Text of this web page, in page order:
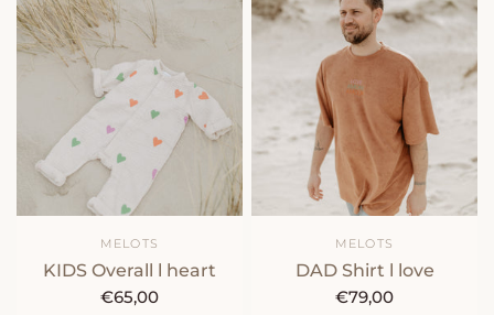
MELOTS
KIDS Overall l heart
€65,00
MELOTS
DAD Shirt l love
€79,00